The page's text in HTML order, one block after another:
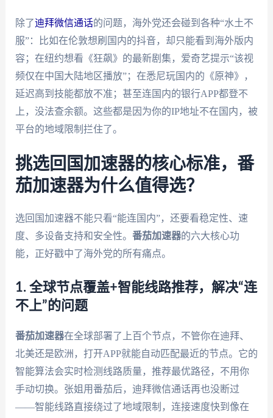
除了迪拜微信通话的问题，海外党还会碰到各种“水土不
服”：比如在伦敦想刷国内的抖音，却只能看到海外版内
容；在纽约想看《狂飙》的最新剧集，爱奇艺提示“该视
频仅在中国大陆地区播放”；在悉尼玩国内的《原神》，
延迟高到技能都放不准；甚至连国内的银行APP都登不
上，没法查余额。这些都是因为你的IP地址不在国内，被
平台的地域限制拦住了。
挑选回国加速器的核心标准，番
茄加速器为什么值得选？
选回国加速器不能只看“能连国内”，还要看稳定性、速
度、多设备支持和安全性。 番茄加速器的六大核心功
能，正好戳中了海外党的所有痛点。
1. 全球节点覆盖+智能线路推荐，解决“连
不上”的问题
番茄加速器在全球部署了上百个节点，不管你在迪拜、
北美还是欧洲，打开APP就能自动匹配最近的节点。它的
智能算法会实时检测线路质量，推荐最优路径，不用你
手动切换。张姐用番茄后，迪拜微信通话再也没断过
——智能线路直接绕过了地域限制，连接速度快到像在